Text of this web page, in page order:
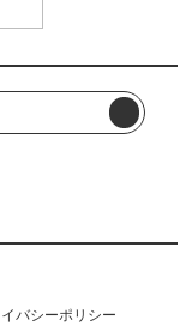
バシーポリシー